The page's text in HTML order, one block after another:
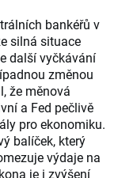
bankéřů v
silná situace
další vyčkávání
změnou
že měnová
a Fed pečlivě
pro ekonomiku.
balíček, který
výdaje na
je i zvýšení